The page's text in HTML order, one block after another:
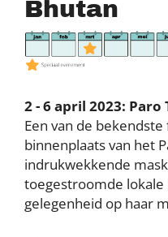
Bhutan
2 - 6 april 2023: Paro
Een van de
binnenplaats van het
indrukwekkende
toegestroomde lokale
gelegenheid op haar